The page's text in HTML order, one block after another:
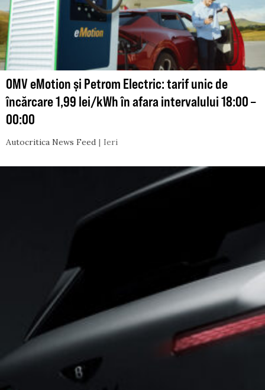
OMV eMotion și Petrom Electric: tarif unic de
încărcare 1,99 lei/kWh în afara intervalului 18:00 –
00:00
Autocritica News Feed Ieri